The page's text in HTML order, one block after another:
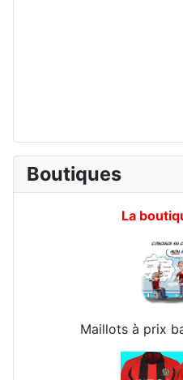
Boutiques
La
Maillots à prix